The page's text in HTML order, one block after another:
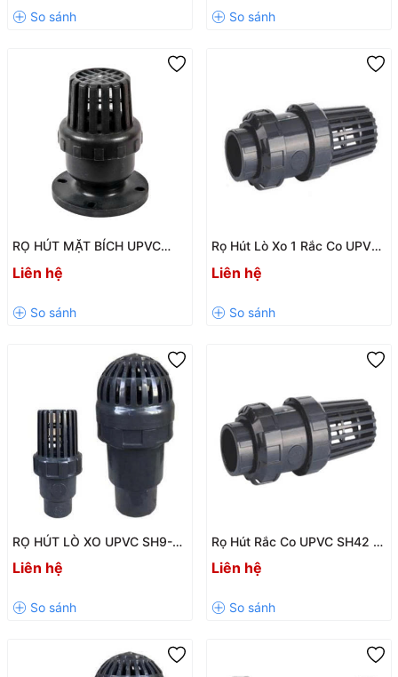
RỌ HÚT MẶT BÍCH UPVC
HIỆU QUẢ CHO HỆ THỐNG
Liên hệ
Rọ Hút Lò Xo 1 Rắc Co UPVC
Chống Tụt Nước, Hoạt Động
Liên hệ
RỌ HÚT LÒ XO UPVC SH9-LX
– GIẢI PHÁP LỌC RÁC,
CHỐNG TỤT ÁP HIỆU QUẢ
Liên hệ
Rọ Hút Rắc Co UPVC SH42 /
SH42-V Chính Hãng Giá Tốt
Liên hệ